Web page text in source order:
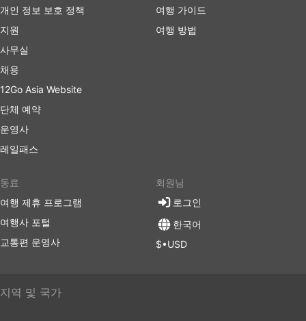
며 목적지까지 데려다줍니다. 장거리 노선을 이용할
경우, 화장실에 갈 수 있는 시간이 주어지며 간식, 물,
때로는 세면 도구와 담요가 거의 포함됩니다.
승객 및 기타 여러 특별 서비스를 갖춘 비행기의 비즈
을 만들어 드립니다.
버스 여행 단점
새로생긴 시외 버스 터미널은 버스가 도시 혼잡을 피
할 수 있도록 더 큰 고속도로에 가까운 도시 외곽에 위
치하는 경우가 많습니다. 불행히도 여행자에게도 추가
적인 어려움이 생길 수 있습니다.이러한 터미널로 가
는 것이 어려울 수 있습니다. 일부 목적지에서는 터미
해 가격이 높아질 수 있습니다. 출퇴근 시간에 여행하
는 경우, 특히 출발 지점의 교통 상황에 익숙하지 않은
개인 정보 보호 정책
지원
사무실
채용
12Go Asia Website
단체 예약
운영사
레일패스
여행 가이드
여행 방법
동료
여행 제휴 프로그램
여행사 포털
교통편 운영사
회원님
로그인
한국어
$•USD
지역 및 국가